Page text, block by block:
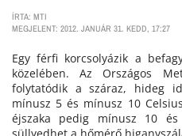
ÍRTA: MTI
MEGJELENT: 2012. JANUÁR 31. KEDD, 17:27
Egy férfi korcsolyázik a
közelében. Az Országos
folytatódik a száraz, hideg
mínusz 5 és mínusz 10
éjszaka pedig mínusz 10